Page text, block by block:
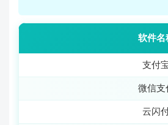
软件名
支付
微信支
云闪